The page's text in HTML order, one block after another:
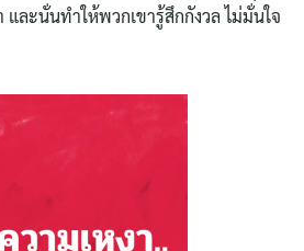
ละนั่นทำให้พวกเขารู้สึกกังวล ไม่มั่นใจ